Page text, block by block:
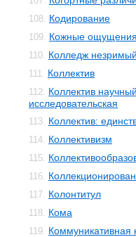
108. Кодирование
109. Кожные ощущения
110. Колледж незримый
111. Коллектив
112. Коллектив
исследовательская
113. Коллектив:
114. Коллективизм
115.
116.
117. Колонтитул
118. Кома
119. Коммуникативная